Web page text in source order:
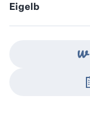
Eigelb